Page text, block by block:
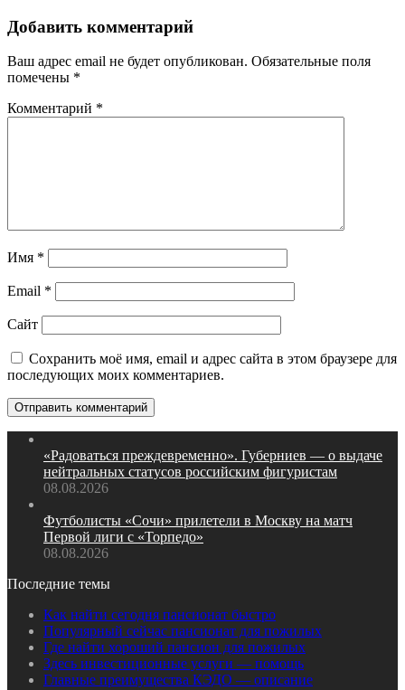
Добавить комментарий
Ваш адрес email не будет опубликован. Обязательные поля
помечены *
Комментарий *
Имя *
Email *
Сайт
Сохранить моё имя, email и адрес сайта в этом браузере для
последующих моих комментариев.
«Радоваться преждевременно». Губерниев — о выдаче
нейтральных статусов российским фигуристам
08.08.2026
Футболисты «Сочи» прилетели в Москву на матч
Первой лиги с «Торпедо»
08.08.2026
Последние темы
Как найти сегодня пансионат быстро
Популярный сейчас пансионат для пожилых
Где найти хороший пансион для пожилых
Здесь инвестиционные услуги — помощь
Главные преимущества КЭДО — описание